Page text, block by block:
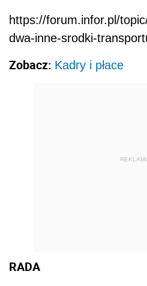
https://forum.infor.pl/
dwa-inne-srodki-
Zobacz: Kadry i płace
RADA